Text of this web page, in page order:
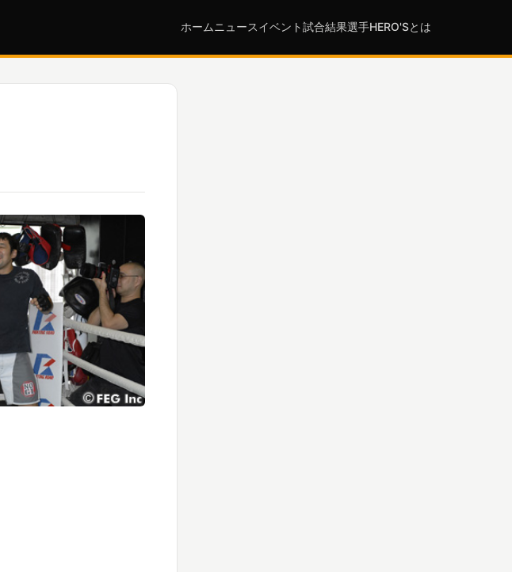
ホーム ニュースイベント試合結果選手HERO'Sとは